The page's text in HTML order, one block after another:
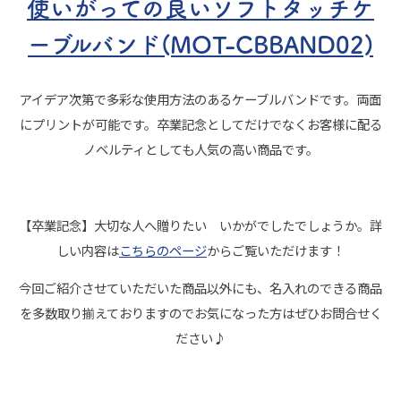
使いがっての良いソフトタッチケ
ーブルバンド(MOT-CBBAND02)
アイデア次第で多彩な使用方法のあるケーブルバンドです。両面
にプリントが可能です。卒業記念としてだけでなくお客様に配る
ノベルティとしても人気の高い商品です。
【卒業記念】大切な人へ贈りたい いかがでしたでしょうか。詳
しい内容はこちらのページからご覧いただけます！
今回ご紹介させていただいた商品以外にも、名入れのできる商品
を多数取り揃えておりますのでお気になった方はぜひお問合せく
ださい♪